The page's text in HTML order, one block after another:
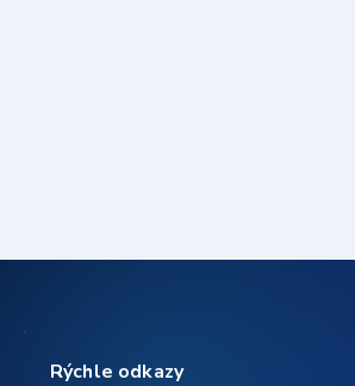
Rýchle odkazy